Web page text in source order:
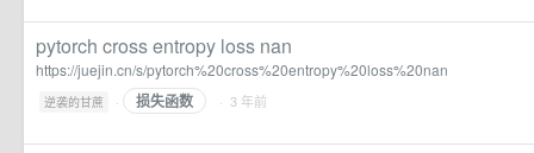
pytorch cross entropy loss nan
https://juejin.cn/s/pytorch%20cross%20entropy%20loss%20nan
逆袭的甘蔗 · 损失函数 · 3 年前